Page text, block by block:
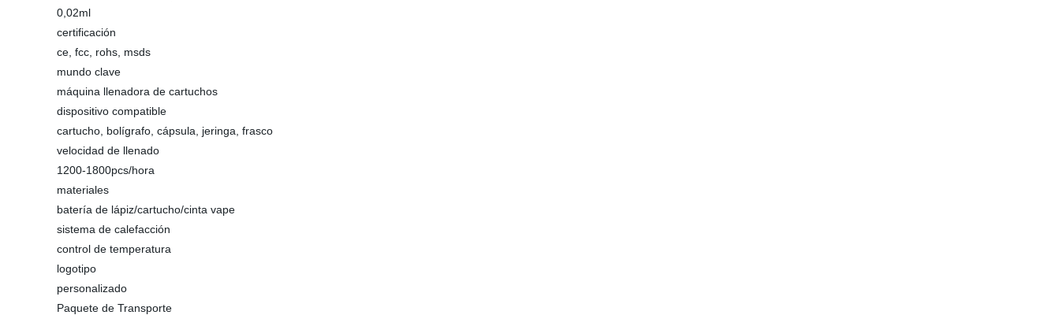
0,02ml
certificación
ce, fcc, rohs, msds
mundo clave
máquina llenadora de cartuchos
dispositivo compatible
cartucho, bolígrafo, cápsula, jeringa, frasco
velocidad de llenado
1200-1800pcs/hora
materiales
batería de lápiz/cartucho/cinta vape
sistema de calefacción
control de temperatura
logotipo
personalizado
Paquete de Transporte